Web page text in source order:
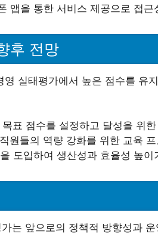
앱을 통한 서비스 제공으로 접근
후 전망
영 실태평가에서 높은 점수를 유
표 점수를 설정하고 달성을 위
원들의 역량 강화를 위한 교육
도입하여 생산성과 효율성 높이
는 앞으로의 정책적 방향성과